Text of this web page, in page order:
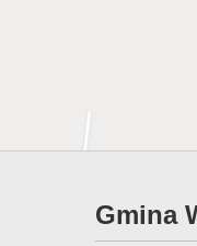
Gmina